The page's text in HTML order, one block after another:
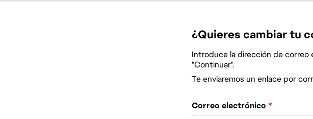
¿Quieres cambiar tu
Introduce la dirección de correo
"Continuar".
Te enviaremos un enlace por
Restablece la contraseña con tu
Correo electrónico *